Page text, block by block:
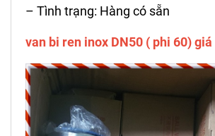
– Tình trạng: Hàng có sẵn
van bi ren inox DN50 ( phi 60)